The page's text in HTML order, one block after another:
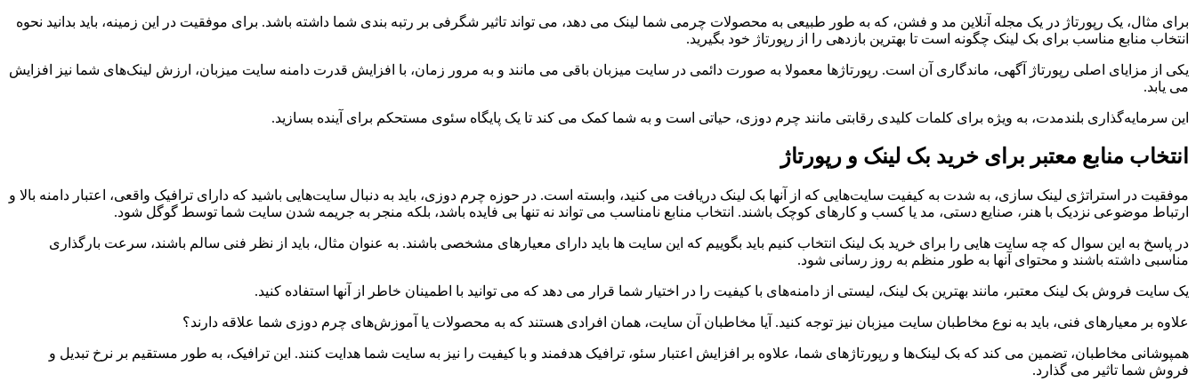
برای مثال، یک رپورتاژ در یک مجله آنلاین مد و فشن، که به طور طبیعی به محصولات چرمی شما لینک می دهد، می تواند تاثیر شگرفی بر رتبه بندی شما داشته باشد. برای موفقیت در این زمینه، باید بدانید نحوه
انتخاب منابع مناسب برای بک لینک چگونه است تا بهترین بازدهی را از رپورتاژ خود بگیرید.
یکی از مزایای اصلی رپورتاژ آگهی، ماندگاری آن است. رپورتاژها معمولا به صورت دائمی در سایت میزبان باقی می مانند و به مرور زمان، با افزایش قدرت دامنه سایت میزبان، ارزش لینک‌های شما نیز افزایش
می یابد.
این سرمایه‌گذاری بلندمدت، به ویژه برای کلمات کلیدی رقابتی مانند چرم دوزی، حیاتی است و به شما کمک می کند تا یک پایگاه سئوی مستحکم برای آینده بسازید.
انتخاب منابع معتبر برای خرید بک لینک و رپورتاژ
موفقیت در استراتژی لینک سازی، به شدت به کیفیت سایت‌هایی که از آنها بک لینک دریافت می کنید، وابسته است. در حوزه چرم دوزی، باید به دنبال سایت‌هایی باشید که دارای ترافیک واقعی، اعتبار دامنه بالا و
ارتباط موضوعی نزدیک با هنر، صنایع دستی، مد یا کسب و کارهای کوچک باشند. انتخاب منابع نامناسب می تواند نه تنها بی فایده باشد، بلکه منجر به جریمه شدن سایت شما توسط گوگل شود.
در پاسخ به این سوال که چه سایت هایی را برای خرید بک لینک انتخاب کنیم باید بگوییم که این سایت ها باید دارای معیارهای مشخصی باشند. به عنوان مثال، باید از نظر فنی سالم باشند، سرعت بارگذاری
مناسبی داشته باشند و محتوای آنها به طور منظم به روز رسانی شود.
یک سایت فروش بک لینک معتبر، مانند بهترین بک لینک، لیستی از دامنه‌های با کیفیت را در اختیار شما قرار می دهد که می توانید با اطمینان خاطر از آنها استفاده کنید.
علاوه بر معیارهای فنی، باید به نوع مخاطبان سایت میزبان نیز توجه کنید. آیا مخاطبان آن سایت، همان افرادی هستند که به محصولات یا آموزش‌های چرم دوزی شما علاقه دارند؟
همپوشانی مخاطبان، تضمین می کند که بک لینک‌ها و رپورتاژهای شما، علاوه بر افزایش اعتبار سئو، ترافیک هدفمند و با کیفیت را نیز به سایت شما هدایت کنند. این ترافیک، به طور مستقیم بر نرخ تبدیل و
فروش شما تاثیر می گذارد.